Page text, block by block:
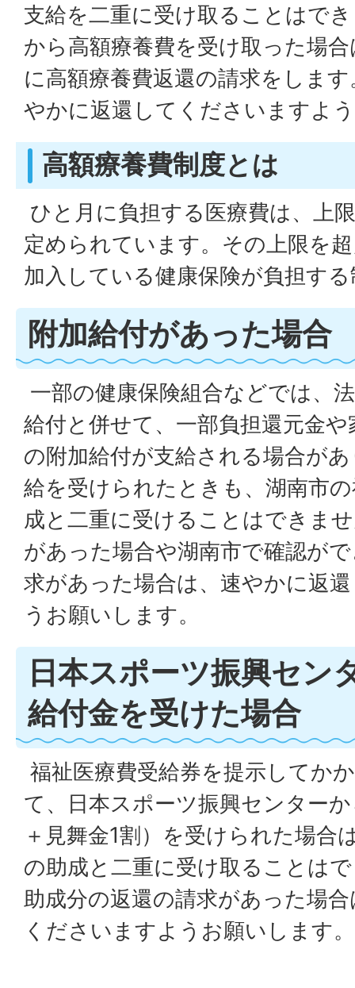
支給を二重に受け取ることはで
から高額療養費を受け取った場
に高額療養費返還の請求をしま
やかに返還してくださいますよ
高額療養費制度とは
ひと月に負担する医療費は、上
定められています。その上限を
加入している健康保険が負担す
附加給付があった場合
一部の健康保険組合などでは、
給付と併せて、一部負担還元金
の附加給付が支給される場合が
給を受けられたときも、湖南市
成と二重に受けることはできま
があった場合や湖南市で確認が
求があった場合は、速やかに返
うお願いします。
日本スポーツ振興セン
給付金を受けた場合
福祉医療費受給券を提示してか
て、日本スポーツ振興センター
＋見舞金1割）を受けられた場合
の助成と二重に受け取ることは
助成分の返還の請求があった場
くださいますようお願いします。